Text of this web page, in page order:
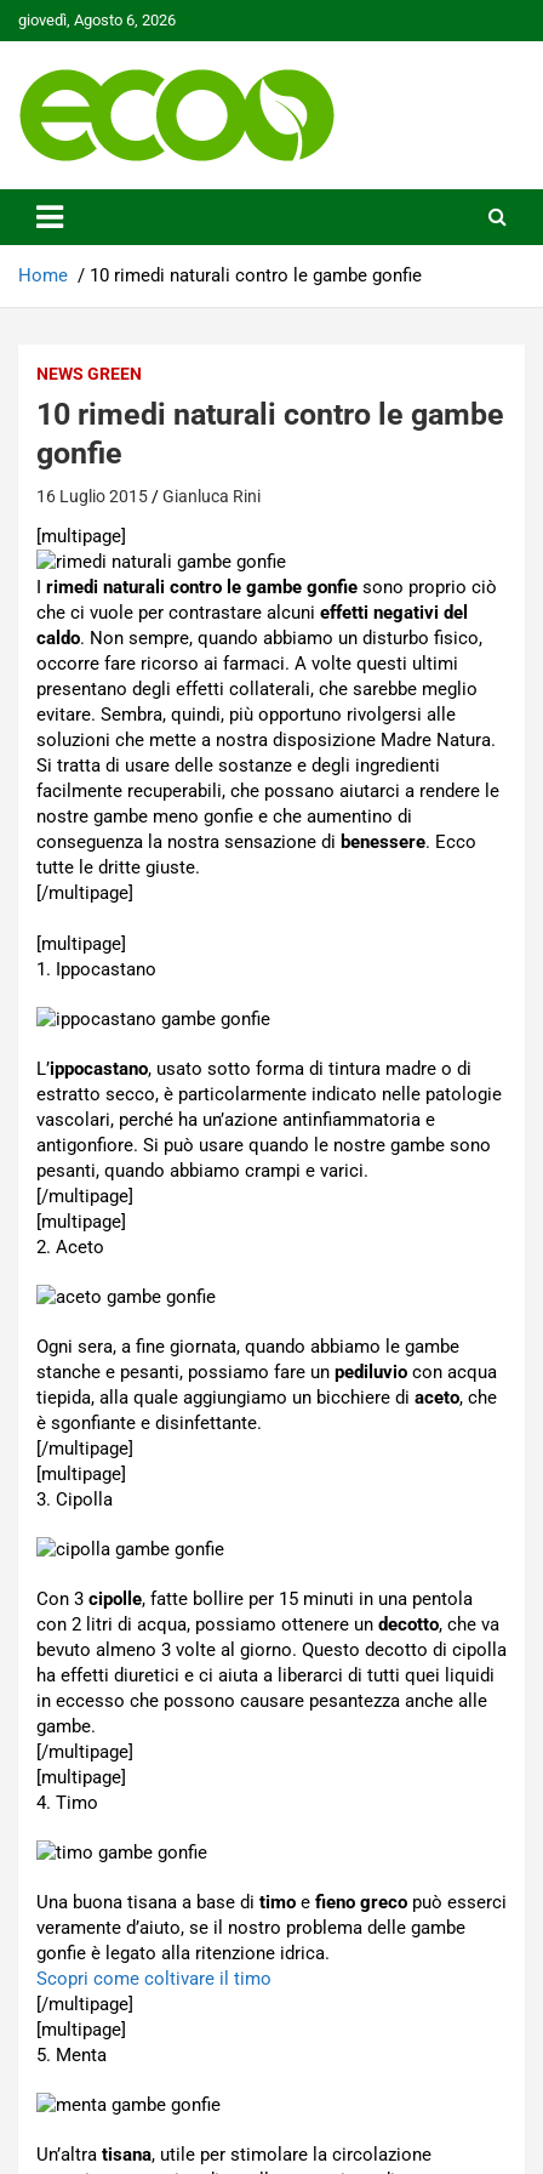
Skip
to
giovedì, Agosto 6, 2026
Ecoo.it
Home 10 rimedi naturali contro le gambe gonfie
NEWS GREEN
10 rimedi naturali contro le gambe
gonfie
16 Luglio 2015 Gianluca Rini
[multipage]
I rimedi naturali contro le gambe gonfie sono proprio ciò
che ci vuole per contrastare alcuni effetti negativi del
caldo. Non sempre, quando abbiamo un disturbo fisico,
occorre fare ricorso ai farmaci. A volte questi ultimi
presentano degli effetti collaterali, che sarebbe meglio
evitare. Sembra, quindi, più opportuno rivolgersi alle
soluzioni che mette a nostra disposizione Madre Natura.
Si tratta di usare delle sostanze e degli ingredienti
facilmente recuperabili, che possano aiutarci a rendere le
nostre gambe meno gonfie e che aumentino di
conseguenza la nostra sensazione di benessere. Ecco
tutte le dritte giuste.
[/multipage]
[multipage]
1. Ippocastano
L’ippocastano, usato sotto forma di tintura madre o di
estratto secco, è particolarmente indicato nelle patologie
vascolari, perché ha un’azione antinfiammatoria e
antigonfiore. Si può usare quando le nostre gambe sono
pesanti, quando abbiamo crampi e varici.
[/multipage]
[multipage]
2. Aceto
Ogni sera, a fine giornata, quando abbiamo le gambe
stanche e pesanti, possiamo fare un pediluvio con acqua
tiepida, alla quale aggiungiamo un bicchiere di aceto, che
è sgonfiante e disinfettante.
[/multipage]
[multipage]
3. Cipolla
Con 3 cipolle, fatte bollire per 15 minuti in una pentola
con 2 litri di acqua, possiamo ottenere un decotto, che va
bevuto almeno 3 volte al giorno. Questo decotto di cipolla
ha effetti diuretici e ci aiuta a liberarci di tutti quei liquidi
in eccesso che possono causare pesantezza anche alle
gambe.
[/multipage]
[multipage]
4. Timo
Una buona tisana a base di timo e fieno greco può esserci
veramente d’aiuto, se il nostro problema delle gambe
gonfie è legato alla ritenzione idrica.
Scopri come coltivare il timo
[/multipage]
[multipage]
5. Menta
Un’altra tisana, utile per stimolare la circolazione